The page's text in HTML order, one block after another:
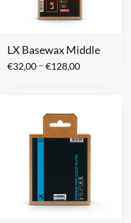
LX Basewax Middle
€32,00 – €128,00